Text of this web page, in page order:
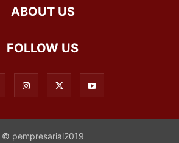
ABOUT US
FOLLOW US
© pempresarial2019